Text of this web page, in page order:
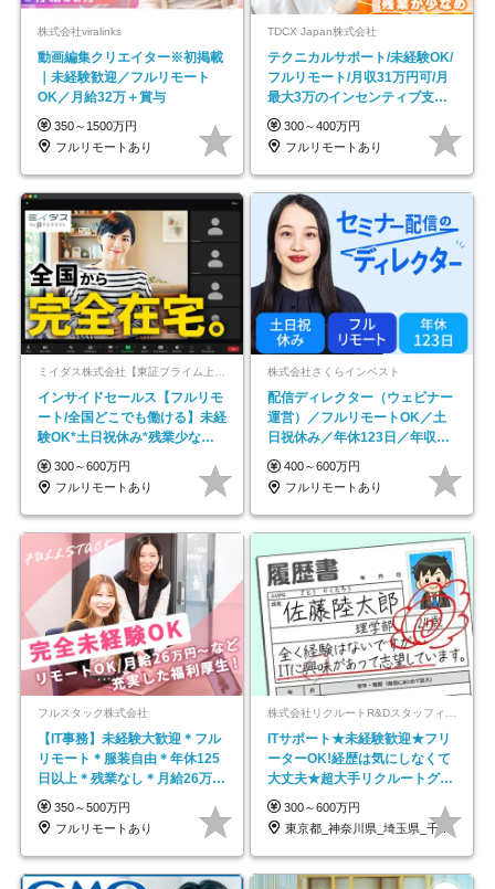
株式会社viralinks
動画編集クリエイター※初掲載
｜未経験歓迎／フルリモート
OK／月給32万＋賞与
350～1500万円
フルリモートあり
TDCX Japan株式会社
テクニカルサポート/未経験OK/
フルリモート/月収31万円可/月
最大3万のインセンティブ支給/
平均年齢33歳
300～400万円
フルリモートあり
ミイダス株式会社【東証プライム上場パーソルグループ】
インサイドセールス【フルリモ
ート/全国どこでも働ける】未経
験OK*土日祝休み*残業少なめ*
在宅勤務手当あり
300～600万円
フルリモートあり
株式会社さくらインベスト
配信ディレクター（ウェビナー
運営）／フルリモートOK／土
日祝休み／年休123日／年収
600万円可
400～600万円
フルリモートあり
フルスタック株式会社
【IT事務】未経験大歓迎＊フル
リモート＊服装自由＊年休125
日以上＊残業なし＊月給26万円
以上
350～500万円
フルリモートあり
ITサポート★未経験歓迎★フリ
ーターOK!経歴は気にしなくて
大丈夫★超大手リクルートグル
ープの正社員/sg
300～600万円
東京都_神奈川県_埼玉県_千葉県_大阪府…